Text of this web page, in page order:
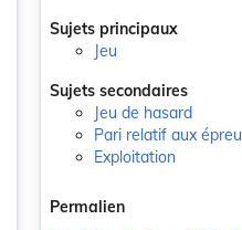
Sujets principaux
Jeu
Sujets secondaires
Jeu de hasard
Pari relatif aux
Exploitation
Permalien